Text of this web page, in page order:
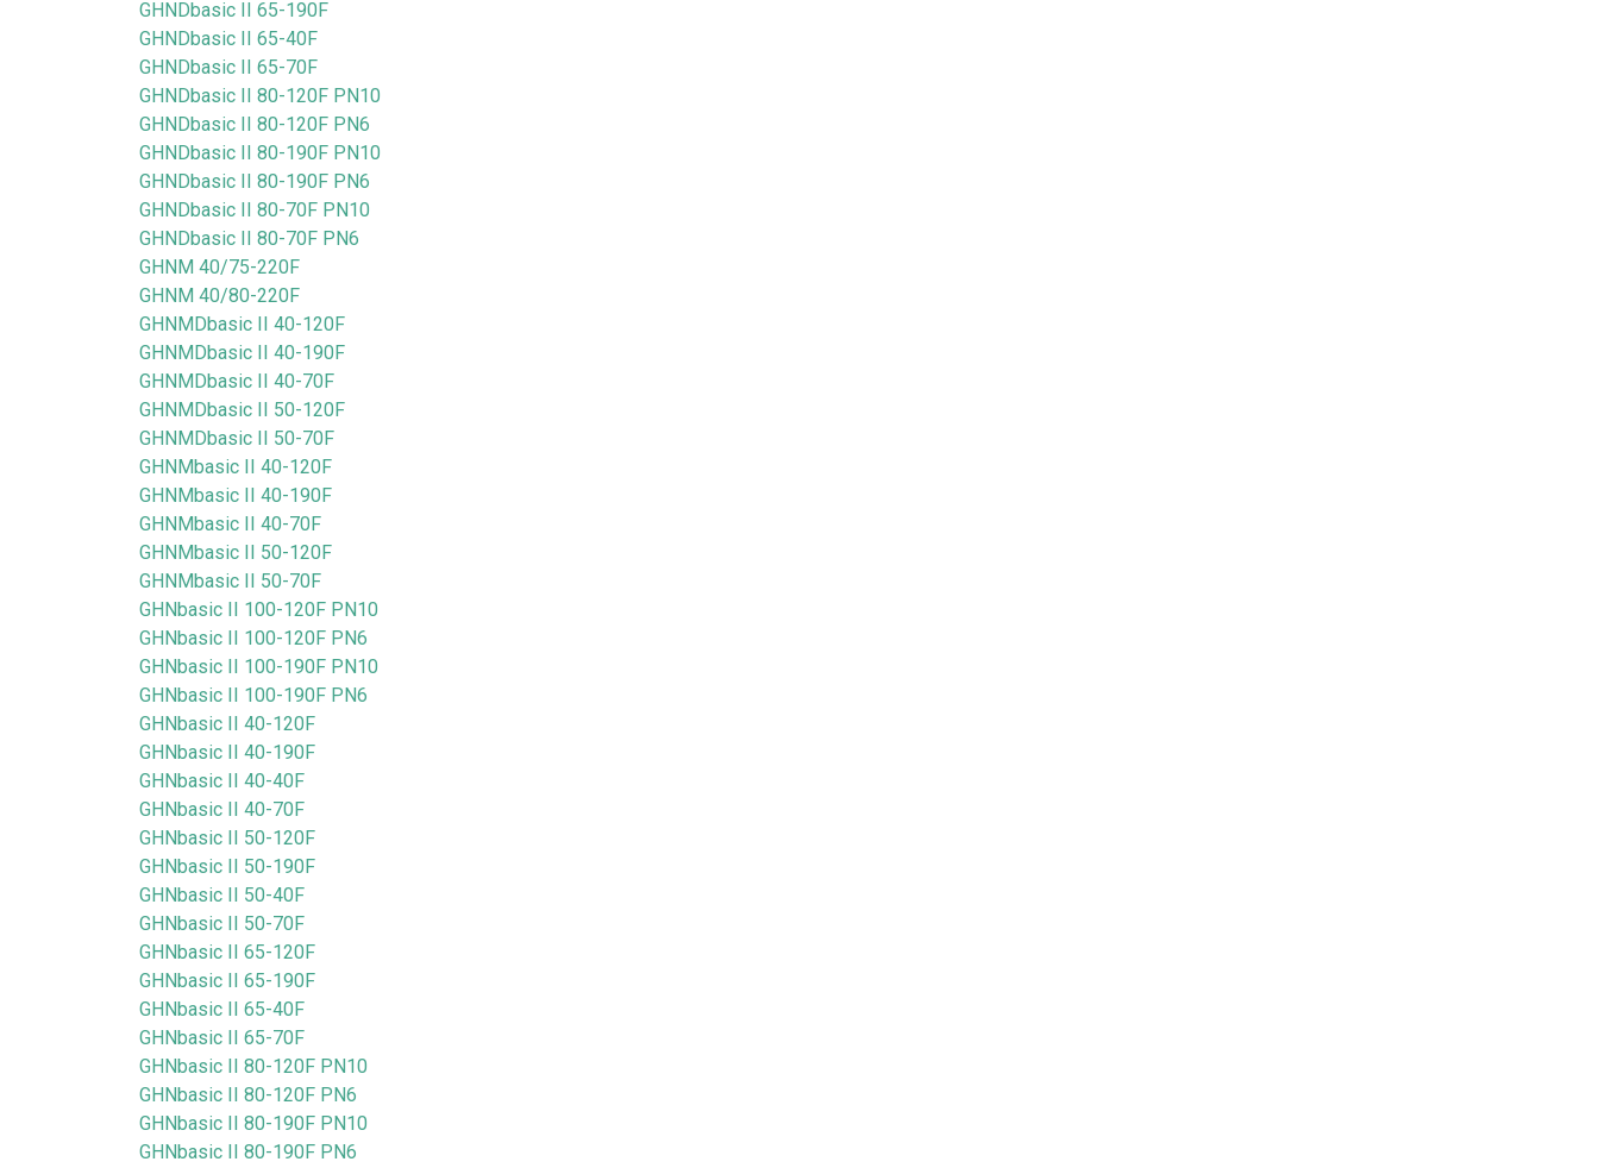
GHNDbasic II 65-190F
GHNDbasic II 65-40F
GHNDbasic II 65-70F
GHNDbasic II 80-120F PN10
GHNDbasic II 80-120F PN6
GHNDbasic II 80-190F PN10
GHNDbasic II 80-190F PN6
GHNDbasic II 80-70F PN10
GHNDbasic II 80-70F PN6
GHNM 40/75-220F
GHNM 40/80-220F
GHNMDbasic II 40-120F
GHNMDbasic II 40-190F
GHNMDbasic II 40-70F
GHNMDbasic II 50-120F
GHNMDbasic II 50-70F
GHNMbasic II 40-120F
GHNMbasic II 40-190F
GHNMbasic II 40-70F
GHNMbasic II 50-120F
GHNMbasic II 50-70F
GHNbasic II 100-120F PN10
GHNbasic II 100-120F PN6
GHNbasic II 100-190F PN10
GHNbasic II 100-190F PN6
GHNbasic II 40-120F
GHNbasic II 40-190F
GHNbasic II 40-40F
GHNbasic II 40-70F
GHNbasic II 50-120F
GHNbasic II 50-190F
GHNbasic II 50-40F
GHNbasic II 50-70F
GHNbasic II 65-120F
GHNbasic II 65-190F
GHNbasic II 65-40F
GHNbasic II 65-70F
GHNbasic II 80-120F PN10
GHNbasic II 80-120F PN6
GHNbasic II 80-190F PN10
GHNbasic II 80-190F PN6